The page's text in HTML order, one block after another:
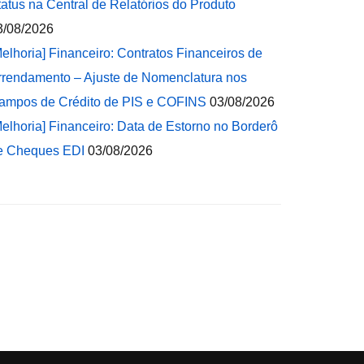
na Central de Relatórios do Produto
08/2026
Financeiro: Contratos Financeiros de
– Ajuste de Nomenclatura nos
de Crédito de PIS e COFINS 03/08/2026
Financeiro: Data de Estorno no Borderô
Cheques EDI 03/08/2026